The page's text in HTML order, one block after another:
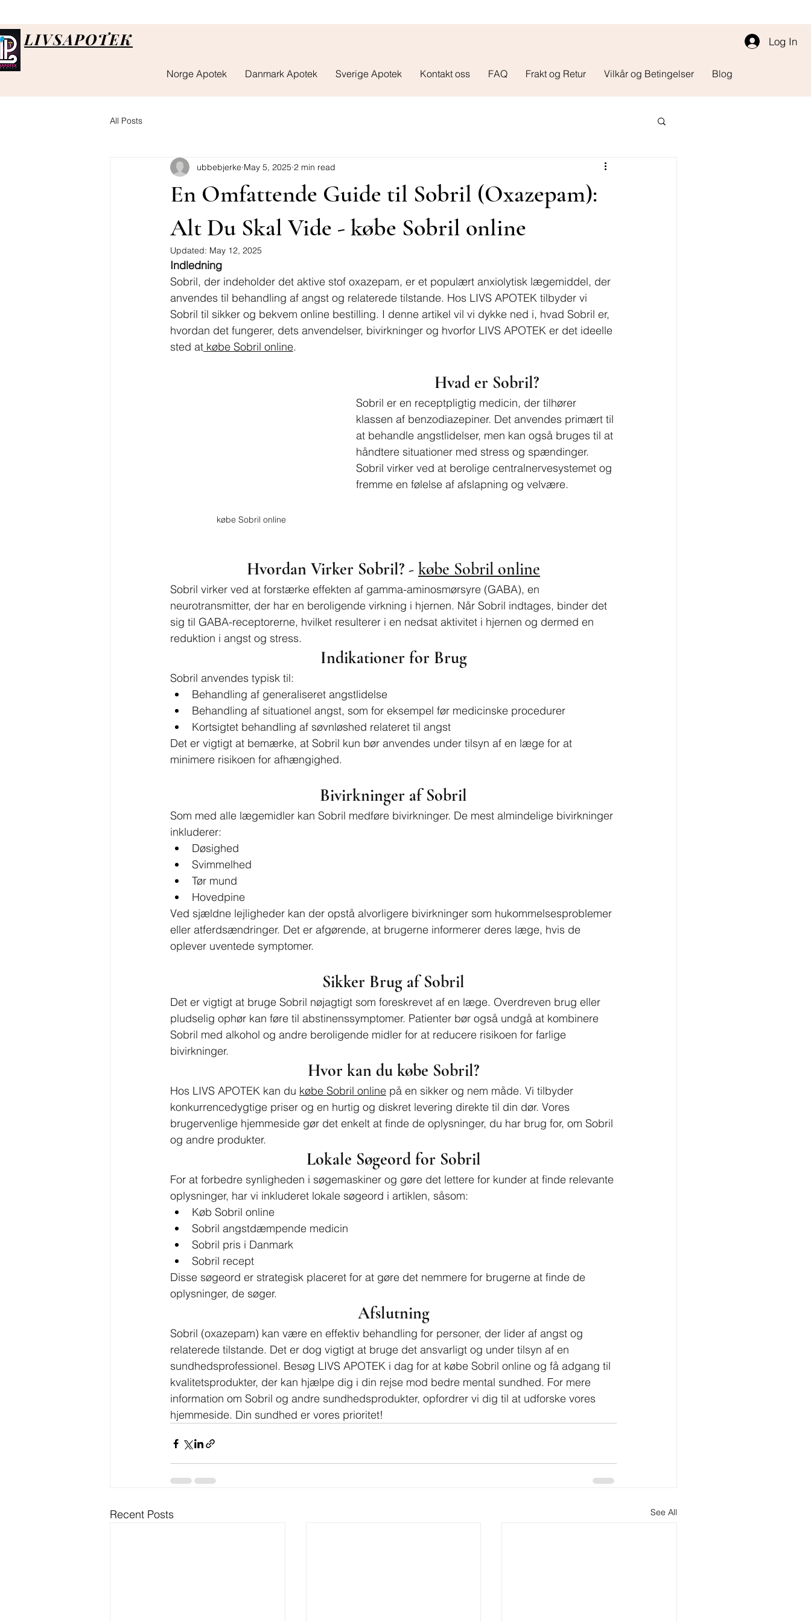
LIVSAPOTEK Log In
Norge Apotek Danmark Apotek Sverige Apotek Kontakt oss FAQ Frakt og Retur Vilkår og Betingelser Blog
All Posts
En Omfattende Guide til Sobril (Oxazepam):
Alt Du Skal Vide - købe Sobril online
ubbebjerke May 5, 2025 2 min read
Updated: May 12, 2025
Indledning
Sobril, der indeholder det aktive stof oxazepam, er et populært anxiolytisk lægemiddel, der
anvendes til behandling af angst og relaterede tilstande. Hos LIVS APOTEK tilbyder vi
Sobril til sikker og bekvem online bestilling. I denne artikel vil vi dykke ned i, hvad Sobril er,
hvordan det fungerer, dets anvendelser, bivirkninger og hvorfor LIVS APOTEK er det ideelle
sted at købe Sobril online.
købe Sobril online
Hvad er Sobril?
Sobril er en receptpligtig medicin, der tilhører
klassen af benzodiazepiner. Det anvendes primært til
at behandle angstlidelser, men kan også bruges til at
håndtere situationer med stress og spændinger.
Sobril virker ved at berolige centralnervesystemet og
fremme en følelse af afslapning og velvære.
Hvordan Virker Sobril? - købe Sobril online
Sobril virker ved at forstærke effekten af gamma-aminosmørsyre (GABA), en
neurotransmitter, der har en beroligende virkning i hjernen. Når Sobril indtages, binder det
sig til GABA-receptorerne, hvilket resulterer i en nedsat aktivitet i hjernen og dermed en
reduktion i angst og stress.
Indikationer for Brug
Sobril anvendes typisk til:
Behandling af generaliseret angstlidelse
Behandling af situationel angst, som for eksempel før medicinske procedurer
Kortsigtet behandling af søvnløshed relateret til angst
Det er vigtigt at bemærke, at Sobril kun bør anvendes under tilsyn af en læge for at
minimere risikoen for afhængighed.
Bivirkninger af Sobril
Som med alle lægemidler kan Sobril medføre bivirkninger. De mest almindelige bivirkninger
inkluderer:
Døsighed
Svimmelhed
Tør mund
Hovedpine
Ved sjældne lejligheder kan der opstå alvorligere bivirkninger som hukommelsesproblemer
eller atferdsændringer. Det er afgørende, at brugerne informerer deres læge, hvis de
oplever uventede symptomer.
Sikker Brug af Sobril
Det er vigtigt at bruge Sobril nøjagtigt som foreskrevet af en læge. Overdreven brug eller
pludselig ophør kan føre til abstinenssymptomer. Patienter bør også undgå at kombinere
Sobril med alkohol og andre beroligende midler for at reducere risikoen for farlige
bivirkninger.
Hvor kan du købe Sobril?
Hos LIVS APOTEK kan du købe Sobril online på en sikker og nem måde. Vi tilbyder
konkurrencedygtige priser og en hurtig og diskret levering direkte til din dør. Vores
brugervenlige hjemmeside gør det enkelt at finde de oplysninger, du har brug for, om Sobril
og andre produkter.
Lokale Søgeord for Sobril
For at forbedre synligheden i søgemaskiner og gøre det lettere for kunder at finde relevante
oplysninger, har vi inkluderet lokale søgeord i artiklen, såsom:
Køb Sobril online
Sobril angstdæmpende medicin
Sobril pris i Danmark
Sobril recept
Disse søgeord er strategisk placeret for at gøre det nemmere for brugerne at finde de
oplysninger, de søger.
Afslutning
Sobril (oxazepam) kan være en effektiv behandling for personer, der lider af angst og
relaterede tilstande. Det er dog vigtigt at bruge det ansvarligt og under tilsyn af en
sundhedsprofessionel. Besøg LIVS APOTEK i dag for at købe Sobril online og få adgang til
kvalitetsprodukter, der kan hjælpe dig i din rejse mod bedre mental sundhed. For mere
information om Sobril og andre sundhedsprodukter, opfordrer vi dig til at udforske vores
hjemmeside. Din sundhed er vores prioritet!
Recent Posts See All